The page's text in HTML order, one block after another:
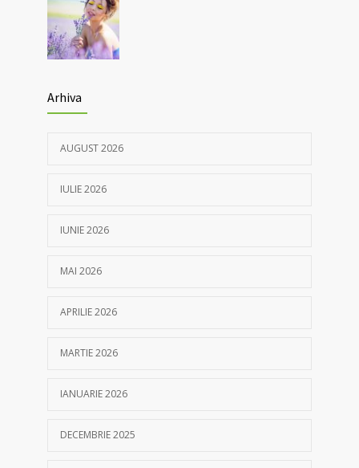
Arhiva
AUGUST 2026
IULIE 2026
IUNIE 2026
MAI 2026
APRILIE 2026
MARTIE 2026
IANUARIE 2026
DECEMBRIE 2025